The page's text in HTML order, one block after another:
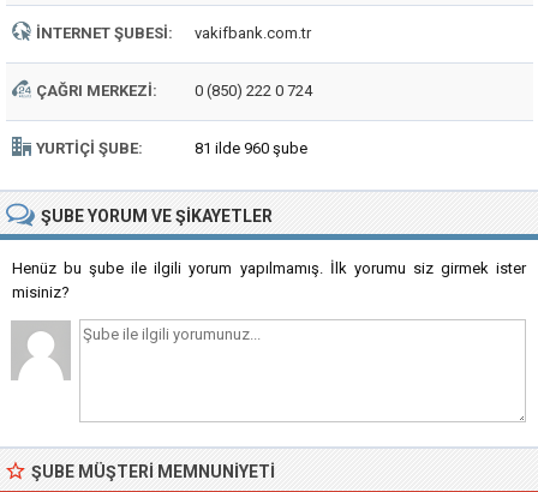
İNTERNET ŞUBESI: vakifbank.com.tr
ÇAĞRI MERKEZI: 0 (850) 222 0 724
YURTIÇI ŞUBE: 81 ilde 960 şube
ŞUBEYORUM VE ŞIKAYETLER
Henüz bu şube ile ilgili yorum yapılmamış. İlk yorumu siz girmek ister
misiniz?
ŞUBE MÜŞTERI MEMNUNIYETI